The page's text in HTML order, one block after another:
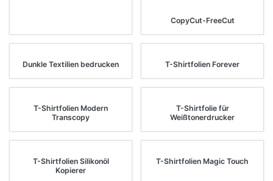
CopyCut-FreeCut
Dunkle Textilien bedrucken T-Shirtfolien Forever
T-Shirtfolien Modern
Transcopy
T-Shirtfolie für
Weißtonerdrucker
T-Shirtfolien Silikonöl
Kopierer
T-Shirtfolien Magic Touch